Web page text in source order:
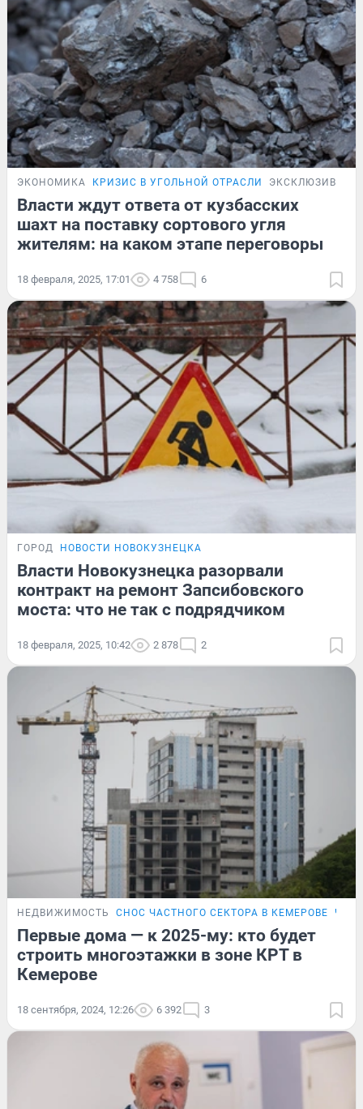
ЭКОНОМИКА КРИЗИС В УГОЛЬНОЙ ОТРАСЛИ ЭКСКЛЮЗИВ
Власти ждут ответа от кузбасских
шахт на поставку сортового угля
жителям: на каком этапе переговоры
18 февраля, 2025, 17:01 4 758 6
ГОРОД НОВОСТИ НОВОКУЗНЕЦКА
Власти Новокузнецка разорвали
контракт на ремонт Запсибовского
моста: что не так с подрядчиком
18 февраля, 2025, 10:42 2 878 2
НЕДВИЖИМОСТЬ СНОС ЧАСТНОГО СЕКТОРА В КЕМЕРОВЕ ЧТО
Первые дома — к 2025-му: кто будет
строить многоэтажки в зоне КРТ в
Кемерове
18 сентября, 2024, 12:26 6 392 3